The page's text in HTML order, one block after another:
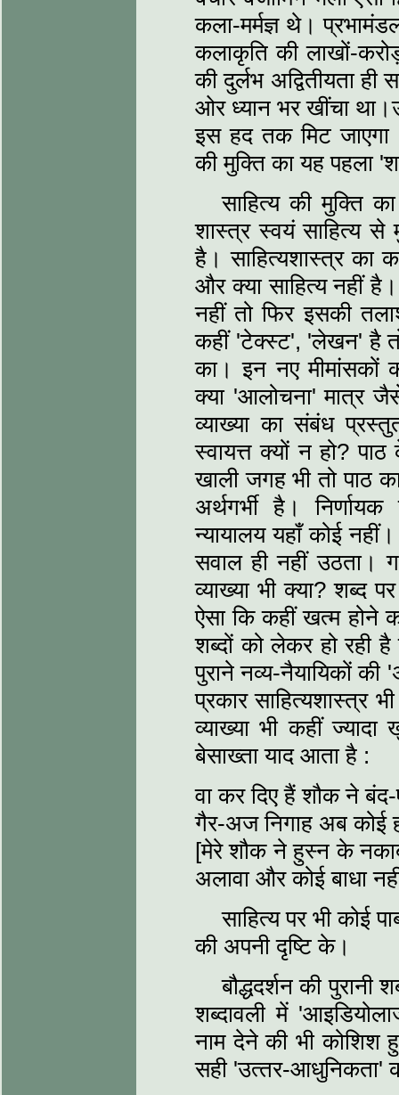
कला-मर्मज्ञ थे।
कलाकृति की लाखों-
की दुर्लभ अद्वितीयता
ओर ध्‍यान भर खींचा
इस हद तक मिट जाएगा
की मुक्ति का यह पहला
साहित्‍य की मुक्ति
शास्‍त्र स्‍वयं साहित्‍य से
है। साहित्‍यशास्‍त्र का
और क्‍या साहित्‍य नहीं
नहीं तो फिर इसकी
कहीं 'टेक्‍स्‍ट', 'लेखन' है तो
का। इन नए मीमांसकों
क्‍या 'आलोचना' मात्र
व्‍याख्‍या का संबंध
स्‍वायत्त क्‍यों न हो?
खाली जगह भी तो पाठ
अर्थगर्भी है।
न्‍यायालय यहाँ कोई
सवाल ही नहीं उठता।
व्‍याख्‍या भी क्‍या? शब्‍द
ऐसा कि कहीं खत्‍म होने
शब्‍दों को लेकर हो
पुराने नव्‍य-नैयायिकों
प्रकार साहित्‍यशास्‍त्र
व्‍याख्‍या भी कहीं
बेसाख्‍ता याद आता है :
वा कर दिए हैं शौक ने
गैर-अज निगाह अब कोई
[मेरे शौक ने हुस्‍न के
अलावा और कोई बाधा
साहित्‍य पर भी कोई
की अपनी दृष्टि के।
बौद्धदर्शन की
शब्‍दावली में
नाम देने की भी कोशिश
सही 'उत्‍तर-आधुनिकता'